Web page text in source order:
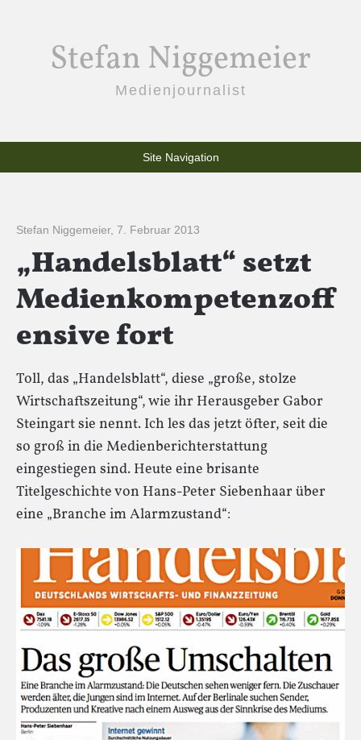
Stefan Niggemeier
Medienjournalist
Site Navigation
Stefan Niggemeier, 7. Februar 2013
„Handelsblatt“ setzt
Medienkompetenzoff
ensive fort
Toll, das „Handelsblatt“, diese „große, stolze
Wirtschaftszeitung“, wie ihr Herausgeber Gabor
Steingart sie nennt. Ich les das jetzt öfter, seit die
so groß in die Medienberichterstattung
eingestiegen sind. Heute eine brisante
Titelgeschichte von Hans-Peter Siebenhaar über
eine „Branche im Alarmzustand“: